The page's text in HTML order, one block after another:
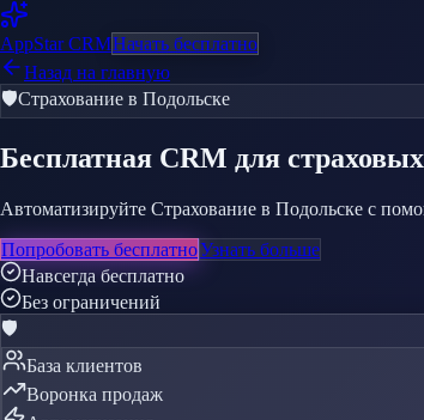
AppStarCRMНачать бесплатно
Назад на главную
🛡️Страхование в Подольске
Бесплатная CRM для
Автоматизируйте Страхование в Подольске с
Попробовать бесплатноУзнать больше
Навсегда бесплатно
Без ограничений
🛡️
База клиентов
Воронка продаж